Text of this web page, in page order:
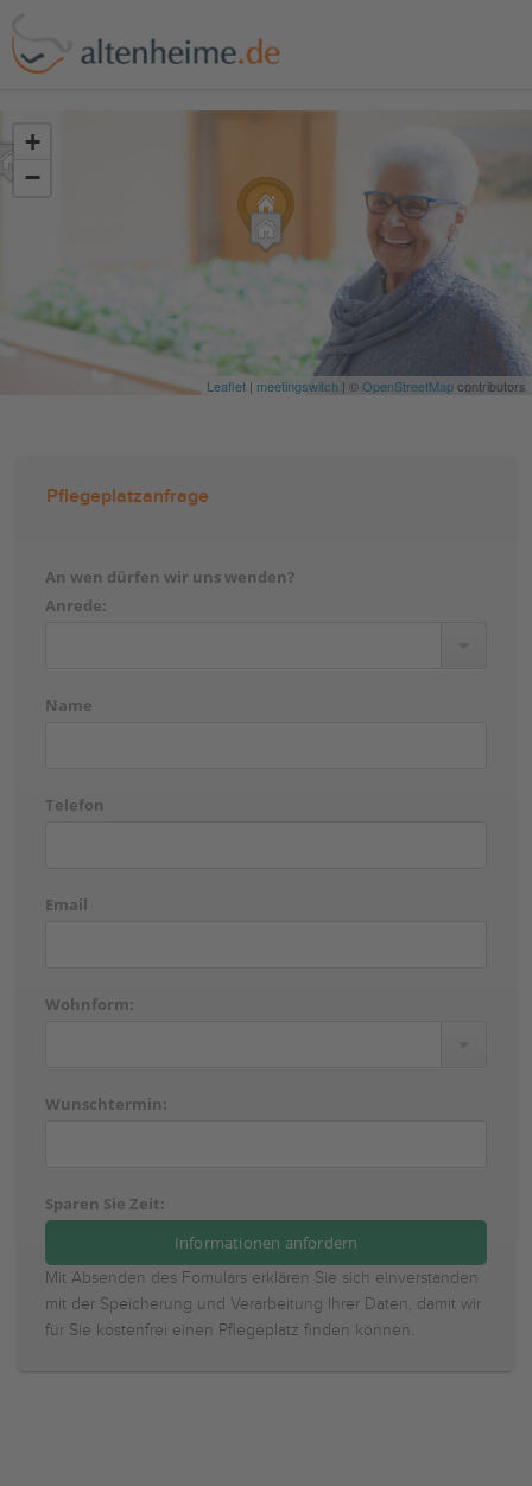
+
−
Leaflet | meetingswitch | ©OpenStreetMapcontributors
Pflegeplatzanfrage
An wen dürfen wir uns wenden?
Anrede:
Name
Telefon
Email
Wohnform:
Wunschtermin:
Sparen Sie Zeit:
Mit Absenden des Fomulars erklären Sie sich einverstanden
mit der Speicherung und Verarbeitung Ihrer Daten, damit wir
für Sie kostenfrei einen Pflegeplatz finden können.